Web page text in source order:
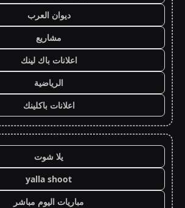
ديوان العرب
مشاريع
اعلانات باك لينك
الرياضية
اعلانات باكلينك
يلا شوت
yalla shoot
مباريات اليوم مباشر